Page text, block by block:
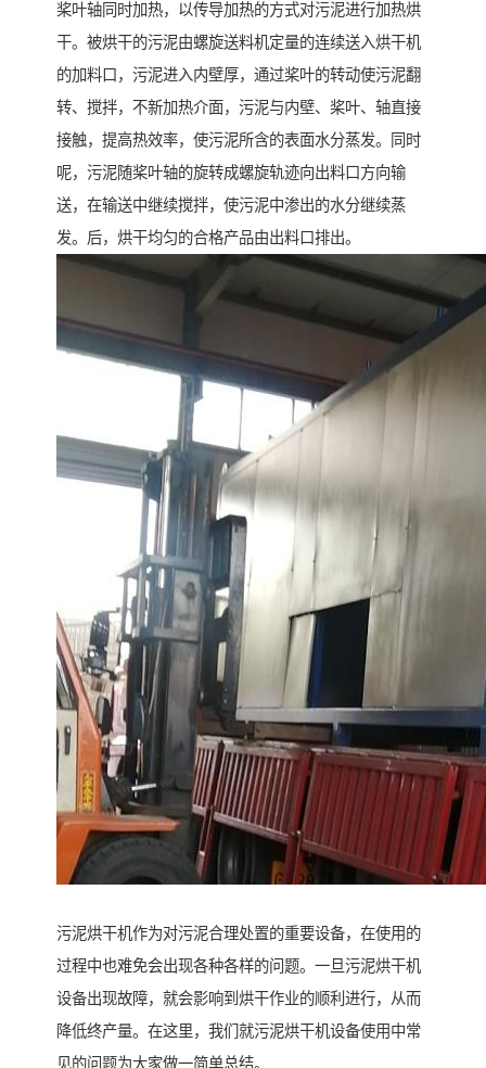
桨叶轴同时加热，以传导加热的方式对污泥进行加热烘
干。被烘干的污泥由螺旋送料机定量的连续送入烘干机
的加料口，污泥进入内壁厚，通过桨叶的转动使污泥翻
转、搅拌，不新加热介面，污泥与内壁、桨叶、轴直接
接触，提高热效率，使污泥所含的表面水分蒸发。同时
呢，污泥随桨叶轴的旋转成螺旋轨迹向出料口方向输
送，在输送中继续搅拌，使污泥中渗出的水分继续蒸
发。后，烘干均匀的合格产品由出料口排出。
污泥烘干机作为对污泥合理处置的重要设备，在使用的
过程中也难免会出现各种各样的问题。一旦污泥烘干机
设备出现故障，就会影响到烘干作业的顺利进行，从而
降低终产量。在这里，我们就污泥烘干机设备使用中常
见的问题为大家做一简单总结。